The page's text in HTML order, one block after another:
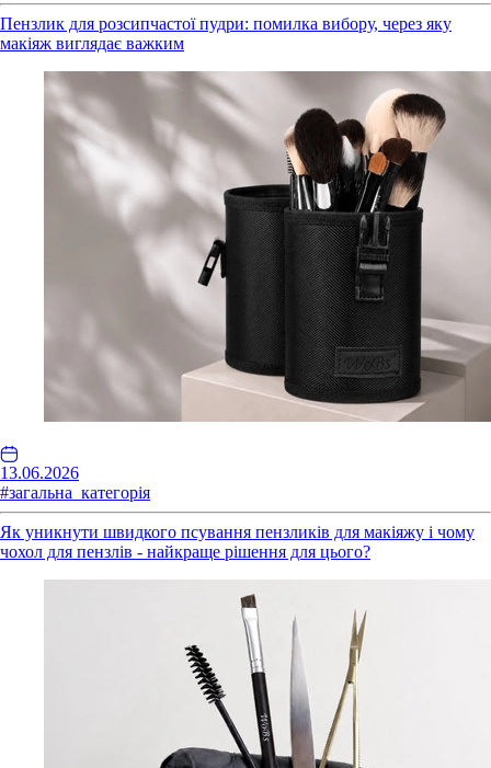
Пензлик для розсипчастої пудри: помилка вибору, через яку
макіяж виглядає важким
13.06.2026
#загальна_категорія
Як уникнути швидкого псування пензликів для макіяжу і чому
чохол для пензлів - найкраще рішення для цього?